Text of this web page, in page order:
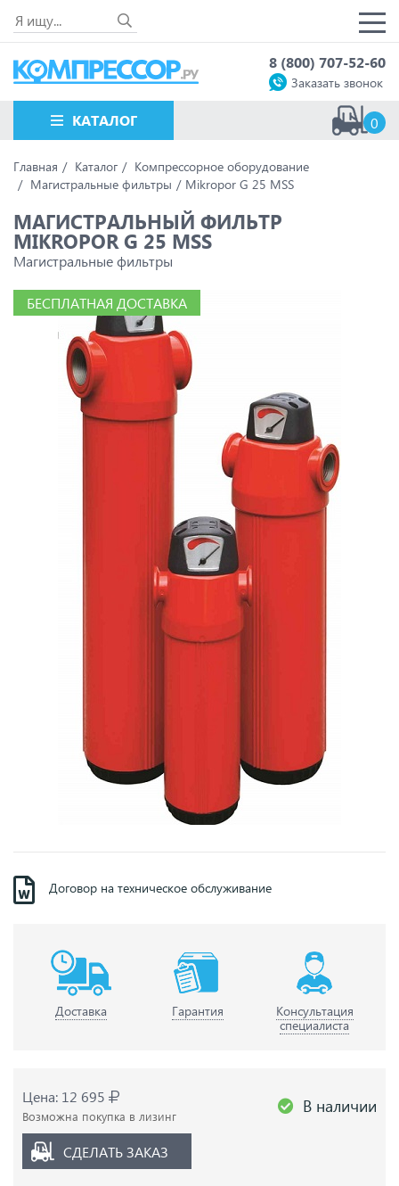
8 (800) 707-52-60
Заказать звонок
КАТАЛОГ 0
Главная Каталог
Компрессорное оборудование
Магистральные фильтры
Mikropor G 25 MSS
МАГИСТРАЛЬНЫЙ ФИЛЬТР
MIKROPOR G 25 MSS
Магистральные фильтры
БЕСПЛАТНАЯ ДОСТАВКА
Договор на техническое обслуживание
Доставка Гарантия
Консультация
специалиста
Цена: 12 695
Возможна покупка в лизинг В наличии
СДЕЛАТЬ ЗАКАЗ